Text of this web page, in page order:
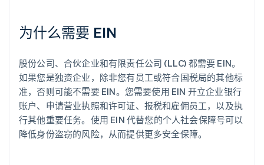
为什么需要 EIN
股份公司、合伙企业和有限责任公司 (LLC) 都需要 EIN。
如果您是独资企业，除非您有员工或符合国税局的其他标
准，否则可能不需要 EIN。您需要使用 EIN 开立企业银行
账户、申请营业执照和许可证、报税和雇佣员工，以及执
行其他重要任务。使用 EIN 代替您的个人社会保障号可以
降低身份盗窃的风险，从而提供更多安全保障。